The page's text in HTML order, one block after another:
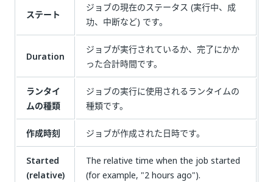
ステート
ジョブの現在のステータス (実行中、成
功、中断など) です。
Duration
ジョブが実行されているか、完了にかか
った合計時間です。
ランタイ
ムの種類
ジョブの実行に使用されるランタイムの
種類です。
作成時刻 ジョブが作成された日時です。
Started
(relative)
The relative time when the job started
(for example, "2 hours ago").